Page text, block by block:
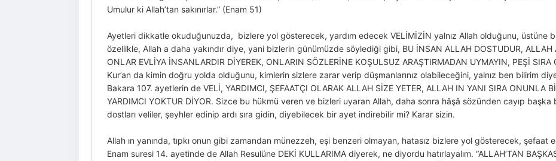
Umulur ki Allah’tan sakınırlar.” (Enam 51)
Ayetleri dikkatle okuduğunuzda, bizlere yol gösterecek, yardım edecek VELİMİZİN yalnız Allah olduğunu, üstüne
özellikle, Allah a daha yakındır diye, yani bizlerin günümüzde söylediği gibi, BU İNSAN ALLAH DOSTUDUR, ALLAH
ONLAR EVLİYA İNSANLARDIR DİYEREK, ONLARIN SÖZLERİNE KOŞULSUZ ARAŞTIRMADAN UYMAYIN, PEŞİ
Kur’an da kimin doğru yolda olduğunu, kimlerin sizlere zarar verip düşmanlarınız olabileceğini, yalnız ben bilirim
Bakara 107. ayetlerin de VELİ, YARDIMCI, ŞEFAATÇI OLARAK ALLAH SİZE YETER, ALLAH IN YANI SIRA ONUNLA
YARDIMCI YOKTUR DİYOR. Sizce bu hükmü veren ve bizleri uyaran Allah, daha sonra hâşâ sözünden cayıp
dostları veliler, şeyhler edinip ardı sıra gidin, diyebilecek bir ayet indirebilir mi? Karar sizin.
Allah ın yanında, tıpkı onun gibi zamandan münezzeh, eşi benzeri olmayan, hatasız bizlere yol gösterecek,
Enam suresi 14. ayetinde de Allah Resulüne DEKİ KULLARIMA diyerek, ne diyordu hatırlayalım. “ALLAH’TAN